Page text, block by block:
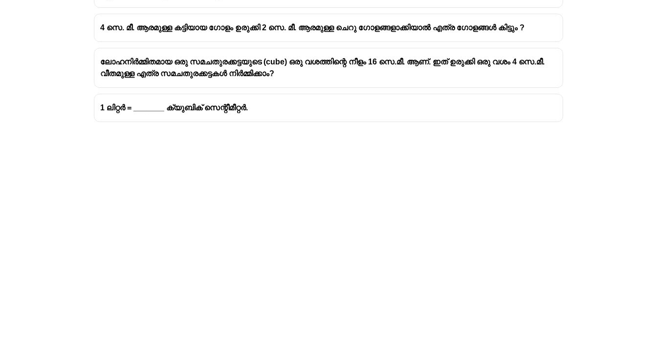
4 സെ. മീ. ആരമുള്ള കട്ടിയായ ഗോളം ഉരുക്കി 2 സെ. മീ. ആരമുള്ള ചെറു ഗോളങ്ങളാക്കിയാൽ എത്ര ഗോളങ്ങൾ കിട്ടും ?
ലോഹനിർമ്മിതമായ ഒരു സമചതുരക്കട്ടയുടെ (cube) ഒരു വശത്തിന്റെ നീളം 16 സെ.മീ. ആണ്. ഇത് ഉരുക്കി ഒരു വശം 4 സെ.മീ.
വീതമുള്ള എത്ര സമചതുരക്കട്ടകൾ നിർമ്മിക്കാം?
1 ലിറ്റർ = _______ ക്യുബിക് സെന്റീമീറ്റർ.